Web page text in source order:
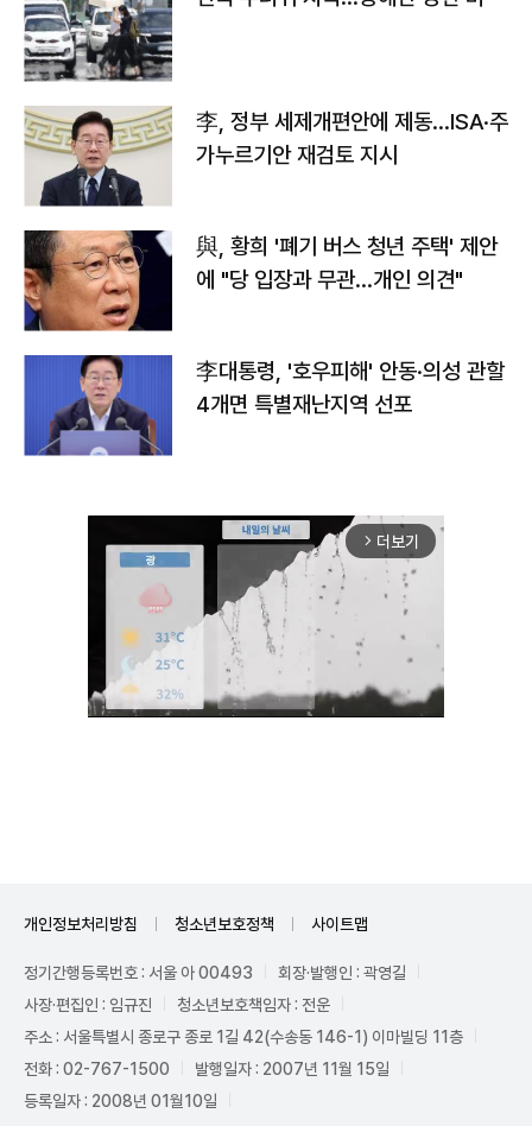
李, 정부 세제개편안에 제동…ISA·주
가누르기안 재검토 지시
與, 황희 '폐기 버스 청년 주택' 제안
에 "당 입장과 무관…개인 의견"
李대통령, '호우피해' 안동·의성 관할
4개면 특별재난지역 선포
arrow_forward_ios 더보기
개인정보처리방침 청소년보호정책 사이트맵
정기간행등록번호 : 서울 아 00493
회장·발행인 : 곽영길
사장·편집인 : 임규진
청소년보호책임자 : 전운
주소 : 서울특별시 종로구 종로 1길 42(수송동 146-1) 이마빌딩 11층
전화 : 02-767-1500
발행일자 : 2007년 11월 15일
등록일자 : 2008년 01월10일